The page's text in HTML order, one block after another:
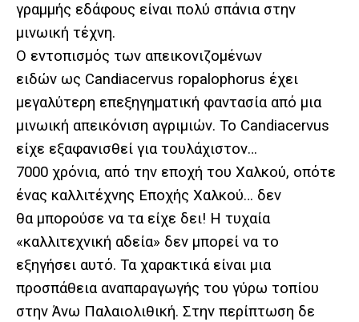
γραμμής εδάφους είναι πολύ σπάνια στην
μινωική τέχνη.
Ο εντοπισμός των απεικονιζομένων
ειδών ως Candiacervus ropalophorus έχει
μεγαλύτερη επεξηγηματική φαντασία από μια
μινωική απεικόνιση αγριμιών. Το Candiacervus
είχε εξαφανισθεί για τουλάχιστον…
7000 χρόνια, από την εποχή του Χαλκού, οπότε
ένας καλλιτέχνης Εποχής Χαλκού… δεν
θα μπορούσε να τα είχε δει! Η τυχαία
«καλλιτεχνική αδεία» δεν μπορεί να το
εξηγήσει αυτό. Τα χαρακτικά είναι μια
προσπάθεια αναπαραγωγής του γύρω τοπίου
στην Άνω Παλαιολιθική. Στην περίπτωση δε